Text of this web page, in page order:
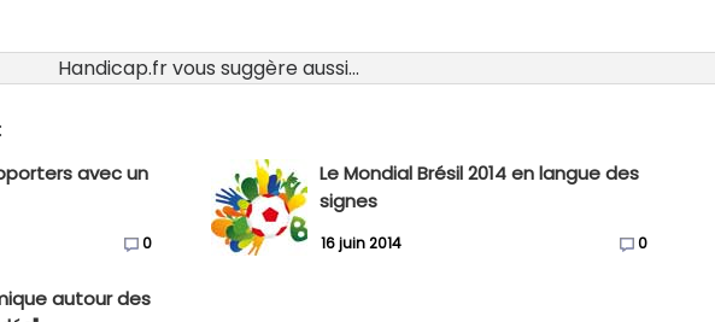
Handicap.fr vous suggère aussi...
avec un
0
Le Mondial Brésil 2014 en langue des
signes
16 juin 2014 0
autour des